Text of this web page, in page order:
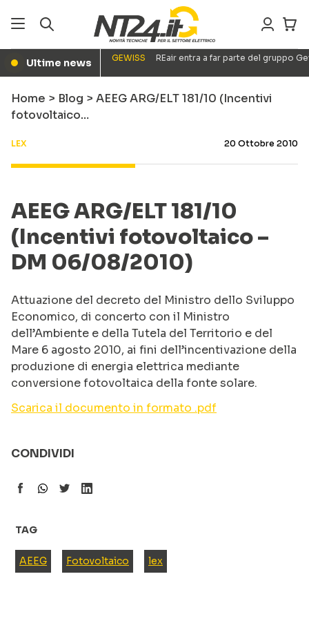
● Ultime news GEWISS REair entra a far parte del gruppo
Home > Blog > AEEG ARG/ELT 181/10 (Incentivi
fotovoltaico…
LEX 20 Ottobre 2010
AEEG ARG/ELT 181/10
(Incentivi fotovoltaico –
DM 06/08/2010)
Attuazione del decreto del Ministro dello Sviluppo
Economico, di concerto con il Ministro
dell’Ambiente e della Tutela del Territorio e del
Mare 6 agosto 2010, ai fini dell’incentivazione della
produzione di energia elettrica mediante
conversione fotovoltaica della fonte solare.
Scarica il documento in formato .pdf
CONDIVIDI
TAG
AEEG Fotovoltaico lex